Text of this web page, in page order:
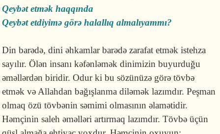
Qeybət etmək haqqında
Qeybət etdiyimə görə halallıq almalıyammı?
Din barədə, dini əhkamlar barədə zarafat etmək istehza
sayılır. Ölən insanı kəfənləmək dinimizin buyurduğu
əməllərdən biridir. Odur ki bu sözünüzə görə tövbə
etmək və Allahdan bağışlanma diləmək lazımdır. Peşman
olmaq özü tövbənin səmimi olmasının əlamətidir.
Həmçinin saleh əməlləri artırmaq lazımdır. Tövbə üçün